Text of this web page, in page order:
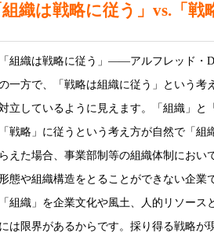
織は戦略に従う」vs.「戦
組織は戦略に従う」――アルフレッド・D
一方で、「戦略は組織に従う」という考
立しているように見えます。「組織」と
戦略」に従うという考え方が自然で「組
えた場合、事業部制等の組織体制におい
態や組織構造をとることができない企業
組織」を企業文化や風土、人的リソース
は限界があるからです。採り得る戦略が